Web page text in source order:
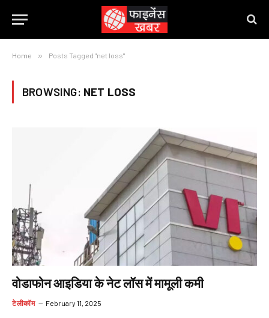
Home » Posts Tagged "net loss"
BROWSING: NET LOSS
वोडाफोन आइडिया के नेट लॉस में मामूली कमी
टेलीकॉम February 11, 2025